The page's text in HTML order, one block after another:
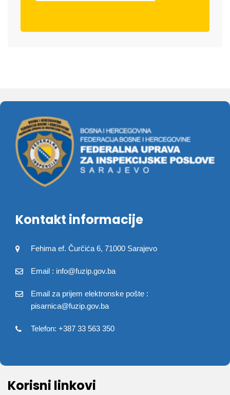
Kontakt informacije
Fehima ef. Čurčića 6, 71000 Sarajevo
Email : info@fuzip.gov.ba
Email za prijem elektronske pošte :
pisarnica@fuzip.gov.ba
Telefon: +387 33 563 350
Korisni linkovi